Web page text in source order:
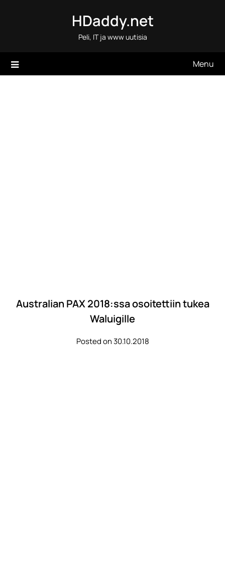
HDaddy.net
Peli, IT ja www uutisia
Menu
Australian PAX 2018:ssa osoitettiin tukea
Waluigille
Posted on 30.10.2018